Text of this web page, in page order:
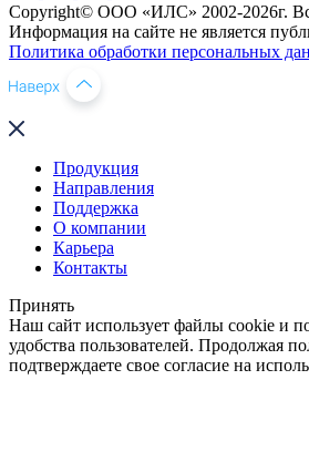
Copyright© ООО «ИЛС» 2002-2026г.
Информация на сайте не является
Политика обработки персональных
Продукция
Направления
Поддержка
О компании
Карьера
Контакты
Принять
Наш сайт использует файлы cookie и
удобства пользователей. Продолжая
подтверждаете свое согласие на